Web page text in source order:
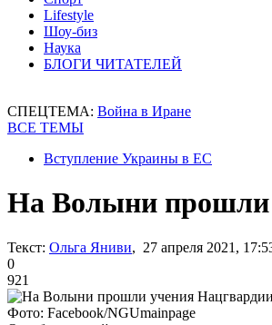
Lifestyle
Шоу-биз
Наука
БЛОГИ ЧИТАТЕЛЕЙ
СПЕЦТЕМА: Война в Иране
ВСЕ ТЕМЫ
Вступление Украины в ЕС
На Волыни прошли
Текст: Ольга Яниви, 27 апреля 2021,
0
921
Фото: Facebook/NGUmainpage